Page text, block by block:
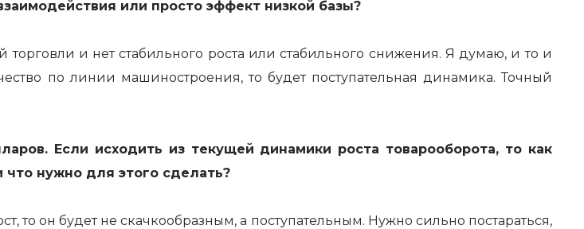
или просто эффект низкой базы?
и нет стабильного роста или стабильного снижения. Я думаю, и то и
по линии машиностроения, то будет поступательная динамика. Точный
Если исходить из текущей динамики роста товарооборота, то как
что нужно для этого сделать?
он будет не скачкообразным, а поступательным. Нужно сильно постараться,